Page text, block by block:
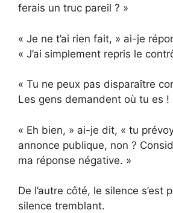
ferais un truc pareil ? »
« Je ne t’ai rien fait, » ai-je
« J’ai simplement repris le
« Tu ne peux pas disparaître
Les gens demandent où tu es !
« Eh bien, » ai-je dit, « tu
annonce publique, non ?
ma réponse négative. »
De l’autre côté, le silence s’est
silence tremblant.